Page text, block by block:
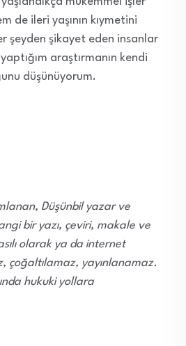
de ileri yaşının kıymetini
şeyden şikayet eden insanlar
araştırmanın kendi
düşünüyorum.
Düşünbil yazar ve
bir yazı, çeviri, makale ve
olarak ya da internet
çoğaltılamaz, yayınlanamaz.
hukuki yollara